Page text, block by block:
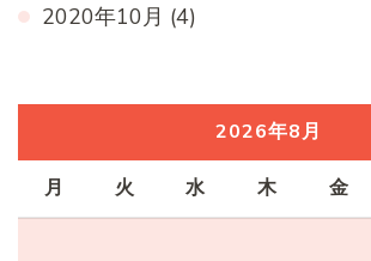
2020年10月 (4)
2026年8月
月 火 水 木 金